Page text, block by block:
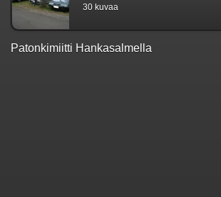
30 kuvaa
Patonkimiitti Hankasalmella